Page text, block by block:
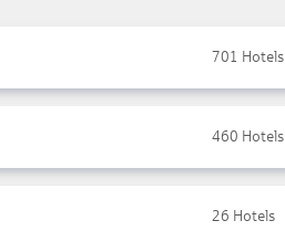
701 Hotels
460 Hotels
26 Hotels